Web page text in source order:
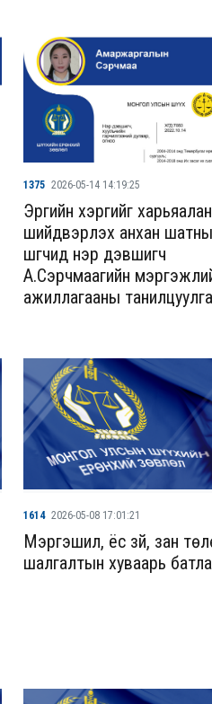
1375 2026-05-14 14:19:25
Эрүүгийн хэргийг харьяалан
шийдвэрлэх анхан шатны
шүүгчид нэр дэвшигч
А.Сэрчмаагийн
ажиллагааны танилцуулга
1614 2026-05-08 17:01:21
Мэргэшил, ёс зүй, зан
шалгалтын хуваарь